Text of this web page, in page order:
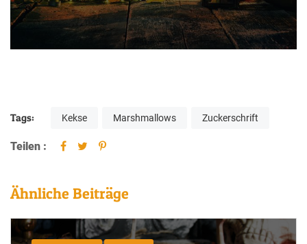
Tags: Kekse Marshmallows Zuckerschrift
Teilen :
Ähnliche Beiträge